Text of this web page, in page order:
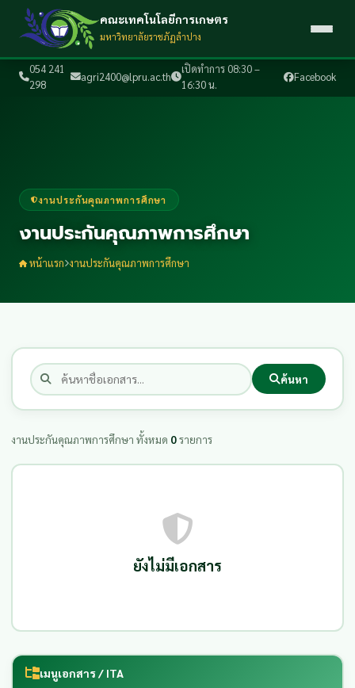
054 241
298
agri2400@lpru.ac.th
เปิดทำการ 08:30 –
16:30 น.
Facebook
คณะเทคโนโลยีการเกษตร
มหาวิทยาลัยราชภัฏลำปาง
งานประกันคุณภาพการศึกษา
งานประกันคุณภาพการศึกษา
หน้าแรก งานประกันคุณภาพการศึกษา
ค้นหา
งานประกันคุณภาพการศึกษา ทั้งหมด 0รายการ
ยังไม่มีเอกสาร
เมนูเอกสาร / ITA